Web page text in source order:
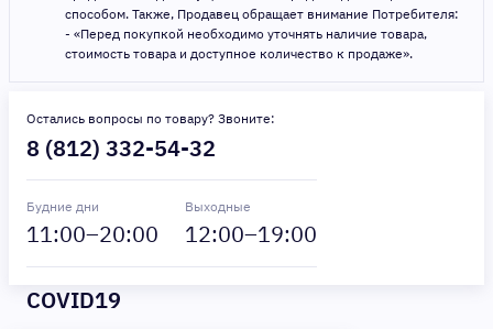
способом. Также, Продавец обращает внимание Потребителя:
- «Перед покупкой необходимо уточнять наличие товара,
стоимость товара и доступное количество к продаже».
Остались вопросы по товару? Звоните:
8 (812) 332-54-32
Будние дни
11:00–20:00
Выходные
12:00–19:00
COVID19